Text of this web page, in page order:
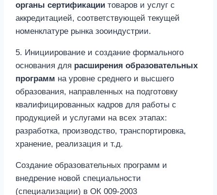
органы сертификации товаров и услуг с
аккредитацией, соответствующей текущей
номенклатуре рынка зооиндустрии.
5. Инициирование и создание формального
основания для расширения образовательных
программ на уровне среднего и высшего
образования, направленных на подготовку
квалифицированных кадров для работы с
продукцией и услугами на всех этапах:
разработка, производство, транспортировка,
хранение, реализация и т.д.
Создание образовательных программ и
внедрение новой специальности
(специализации) в ОК 009-2003